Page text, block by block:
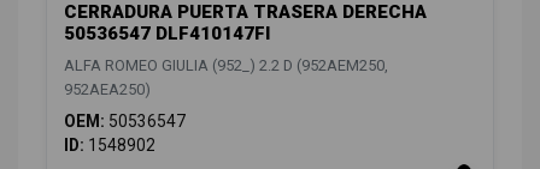
CERRADURA PUERTA TRASERA DERECHA
50536547 DLF410147FI
ALFA ROMEO GIULIA (952_) 2.2 D (952AEM250,
952AEA250)
OEM: 50536547
ID: 1548902